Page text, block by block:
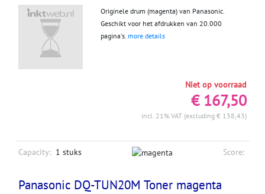
Originele drum (magenta) van Panasonic.
Geschikt voor het afdrukken van 20.000
pagina's. more details
Niet op voorraad
€ 167,50
incl. 21% VAT (excluding € 138,43)
Capacity: 1 stuks Score:
Panasonic DQ-TUN20M Toner magenta